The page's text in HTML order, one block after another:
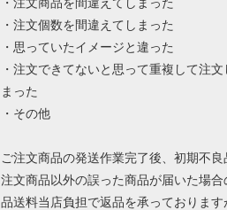
・注文個数を間違えてしまった
・思っていたイメージと違った
・注文できてないと思って重複して注文
まった
・その他
ご注文商品の発送作業完了後、初期不良
注文商品以外の誤った商品が届いた場合
品送料当店負担で返品を承っております